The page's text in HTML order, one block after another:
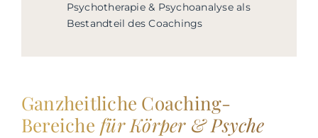
Psychotherapie & Psychoanalyse als
Bestandteil des Coachings
Ganzheitliche Coaching-
Bereiche für Körper & Psyche